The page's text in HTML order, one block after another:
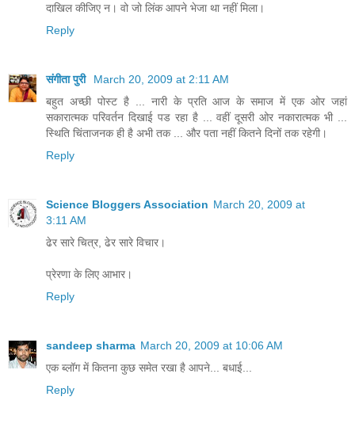
दाखिल कीजिए न। वो जो लिंक आपने भेजा था नहीं मिला।
Reply
संगीता पुरी
March 20, 2009 at 2:11 AM
बहुत अच्‍छी पोस्‍ट है ... नारी के प्रति आज के समाज में एक ओर जहां
सकारात्‍मक परिवर्तन दिखाई पड रहा है ... वहीं दूसरी ओर नकारात्‍मक भी ...
स्थिति चिंताजनक ही है अभी तक ... और पता नहीं कितने दिनों तक रहेगी।
Reply
Science Bloggers Association March 20, 2009 at
3:11 AM
ढेर सारे चित्र, ढेर सारे विचार।
प्रेरणा के लिए आभार।
Reply
sandeep sharma March 20, 2009 at 10:06 AM
एक ब्लॉग में कितना कुछ समेत रखा है आपने... बधाई...
Reply